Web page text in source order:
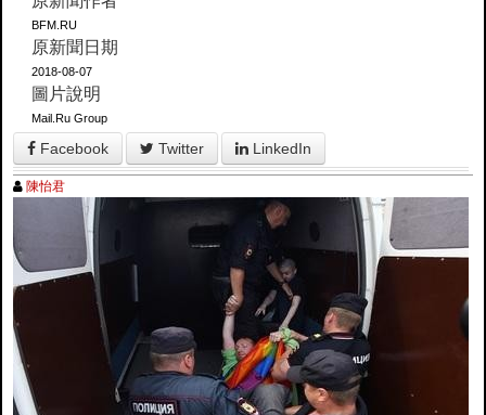
BFM.RU
原新聞日期
2018-08-07
圖片說明
Mail.Ru Group
Facebook Twitter LinkedIn
陳怡君